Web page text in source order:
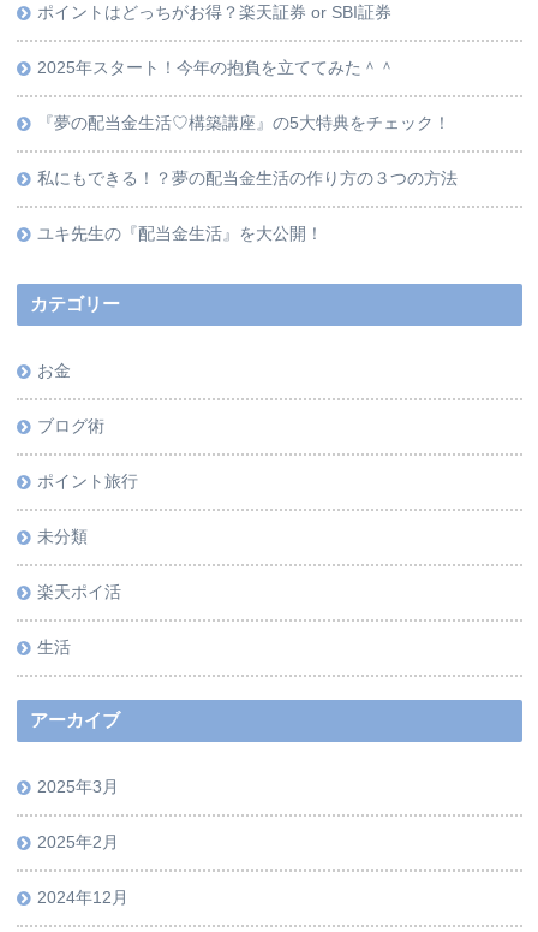
ポイントはどっちがお得？楽天証券 or SBI証券
2025年スタート！今年の抱負を立ててみた＾＾
『夢の配当金生活♡構築講座』の5大特典をチェック！
私にもできる！？夢の配当金生活の作り方の３つの方法
ユキ先生の『配当金生活』を大公開！
カテゴリー
お金
ブログ術
ポイント旅行
未分類
楽天ポイ活
生活
アーカイブ
2025年3月
2025年2月
2024年12月